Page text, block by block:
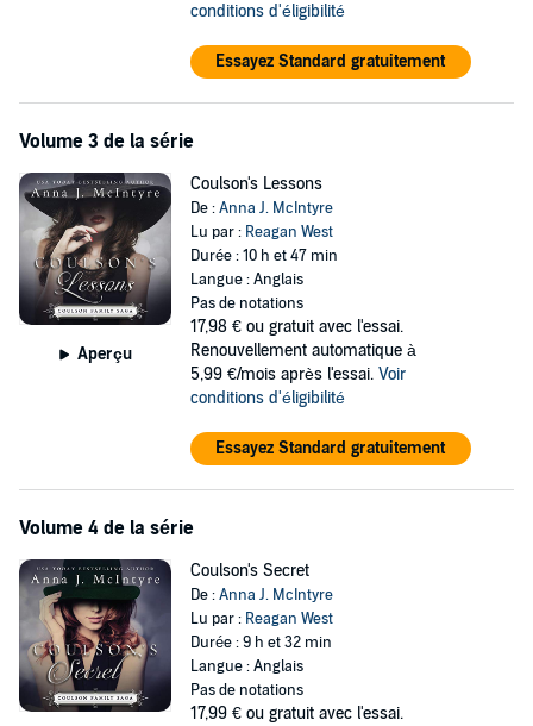
conditions d'éligibilité
Essayez Standard gratuitement
Volume 3 de la série
Aperçu
Coulson's Lessons
De :Anna J. McIntyre
Lu par : Reagan West
Durée : 10 h et 47 min
Langue : Anglais
Pas de notations
17,98 € ou gratuit avec l'essai.
Renouvellement automatique à
5,99 €/mois après l'essai. Voir
conditions d'éligibilité
Essayez Standard gratuitement
Volume 4 de la série
Coulson's Secret
De :Anna J. McIntyre
Lu par : Reagan West
Durée : 9 h et 32 min
Langue : Anglais
Pas de notations
17,99 € ou gratuit avec l'essai.